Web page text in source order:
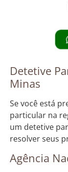
Detetive
Minas
Se você está
particular na
um detetive
resolver seus
Agência